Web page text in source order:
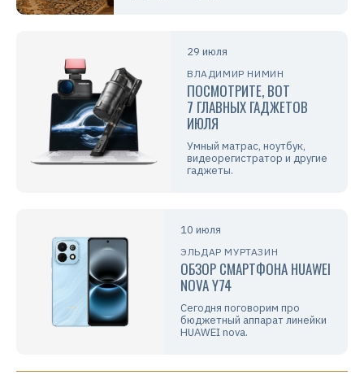
29 июля
ВЛАДИМИР НИМИН
ПОСМОТРИТЕ, ВОТ
7 ГЛАВНЫХ ГАДЖЕТОВ
ИЮЛЯ
Умный матрас, ноутбук,
видеорегистратор и другие
гаджеты.
10 июля
ЭЛЬДАР МУРТАЗИН
ОБЗОР СМАРТФОНА HUAWEI
NOVA Y74
Сегодня поговорим про
бюджетный аппарат линейки
HUAWEI nova.